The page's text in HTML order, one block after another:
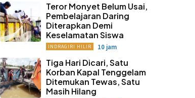
Teror Monyet Belum Usai,
Pembelajaran Daring
Diterapkan Demi
Keselamatan Siswa
INDRAGIRI HILIR 10 jam
Tiga Hari Dicari, Satu
Korban Kapal Tenggelam
Ditemukan Tewas, Satu
Masih Hilang